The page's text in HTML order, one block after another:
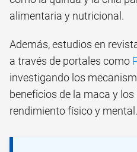
alimentaria y nutricional.
Además, estudios en
a través de portales como
investigando los
beneficios de la maca y
rendimiento físico y mental.